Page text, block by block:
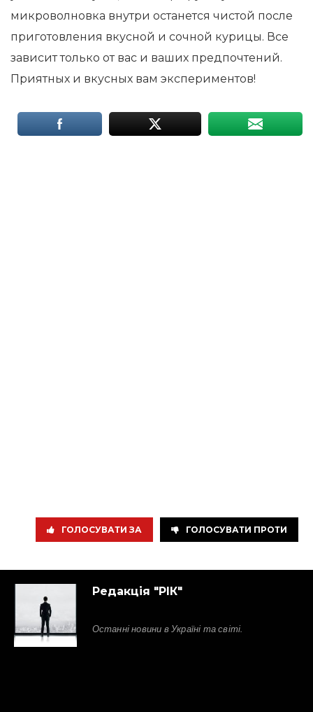
микроволновка внутри останется чистой после
приготовления вкусной и сочной курицы. Все
зависит только от вас и ваших предпочтений.
Приятных и вкусных вам экспериментов!
ГОЛОСУВАТИ ЗА ГОЛОСУВАТИ ПРОТИ
Редакція "РІК"
Останні новини в Україні та світі.